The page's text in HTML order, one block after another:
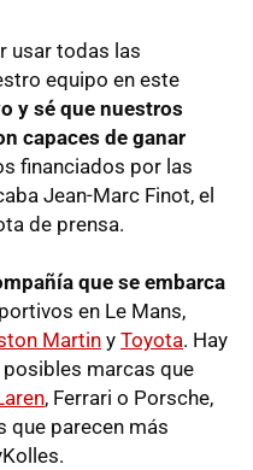
usar todas las
equipo en este
y sé que nuestros
capaces de ganar
financiados por las
Jean-Marc Finot, el
de prensa.
que se embarca
en Le Mans,
Martin y Toyota. Hay
marcas que
, Ferrari o Porsche,
que parecen más